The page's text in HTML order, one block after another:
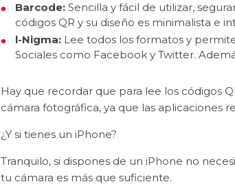
Barcode:Sencilla y fácil de utilizar,
códigos QR y su diseño es minimalista e
l-Nigma:Lee todos los formatos y
Sociales como Facebook y Twitter.
Hay que recordar que para lee los códigos
cámara fotográfica, ya que las aplicaciones
¿Y si tienes un iPhone?
Tranquilo, si dispones de un iPhone no
tu cámara es más que suficiente.